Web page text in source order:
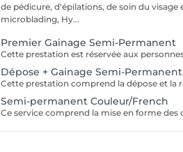
de pédicure, d'épilations, de soin du visage
microblading, Hy...
Premier Gainage Semi-Permanent
Dépose + Gainage Semi-Permanent
Semi-permanent Couleur/French